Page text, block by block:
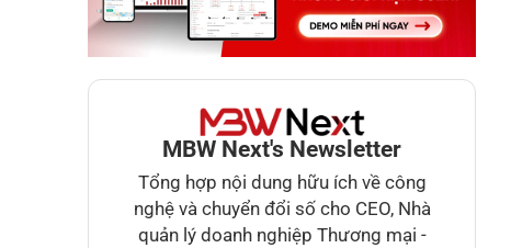
MBW Next's Newsletter
Tổng hợp nội dung hữu ích về công
nghệ và chuyển đổi số cho CEO, Nhà
quản lý doanh nghiệp Thương mại -